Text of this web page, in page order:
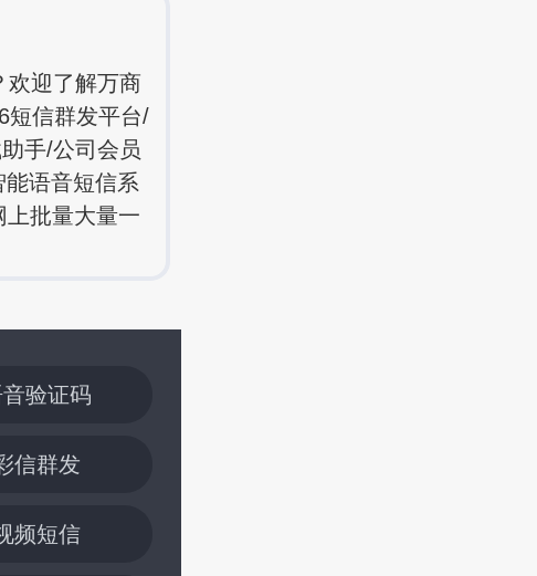
欢迎了解万商
短信群发平台/
手/公司会员
语音短信系
批量大量一
验证码
信群发
频短信